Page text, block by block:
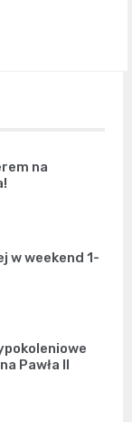
na
w weekend 1-
Pawła II